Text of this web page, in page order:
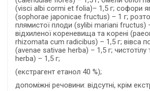
(visci albi cormi et folia)– 1,5 г; софори
(sophoraе japonicaе fructus) – 1 г;
плямистої плоди (sylibi mariani fructus) –
відхиленої кореневища та корені
rhizomata cum radicibus) – 1,5 г; вівса
(avenae sativae herba) – 1,5 г;
herba) – 1,5 г;
(екстрагент етанол 40 %);
допоміжні речовини: відсутні, крім